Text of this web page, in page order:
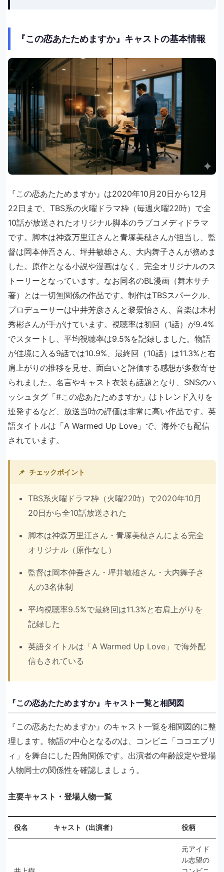
『この恋あたためますか』キャストの基本情報
『この恋あたためますか』は2020年10月20日から12月
22日まで、TBS系の火曜ドラマ枠（毎週火曜22時）で全
10話が放送されたオリジナル脚本のラブコメディドラマ
です。脚本は神森万里江さんと青塚美穂さんが担当し、監
督は岡本伸吾さん、坪井敏雄さん、大内舞子さんが務めま
した。原作となる小説や漫画はなく、完全オリジナルのス
トーリーとなっています。なお同名のBL漫画（舞木サチ
著）とは一切無関係の作品です。制作はTBSスパークル、
プロデューサーは中井芳彦さんと黎景怡さん、音楽は木村
秀彬さんが手がけています。視聴率は初回（1話）が9.4%
でスタートし、平均視聴率は9.5%を記録しました。物語
が佳境に入る9話では10.9%、最終回（10話）は11.3%と右
肩上がりの推移を見せ、面白いと評価する感想が多数寄せ
られました。名言やキャスト衣装も話題となり、SNSのハ
ッシュタグ「#この恋あたためますか」はトレンド入りを
連発するなど、放送当時の評価は非常に高い作品です。英
語タイトルは「A Warmed Up Love」で、海外でも配信
されています。
📌 チェックポイント
TBS系火曜ドラマ枠（火曜22時）で2020年10月
20日から全10話放送された
脚本は神森万里江さん・青塚美穂さんによる完全
オリジナル（原作なし）
監督は岡本伸吾さん・坪井敏雄さん・大内舞子さ
んの3名体制
平均視聴率9.5%で最終回は11.3%と右肩上がりを
記録した
英語タイトルは「A Warmed Up Love」で海外配
信もされている
『この恋あたためますか』キャスト一覧と相関図
『この恋あたためますか』のキャスト一覧を相関図的に整
理します。物語の中心となるのは、コンビニ「ココエブリ
ィ」を舞台にした四角関係です。出演者の年齢設定や登場
人物同士の関係性を確認しましょう。
主要キャスト・登場人物一覧
役名 キャスト（出演者） 役柄
元アイド
ル志望の